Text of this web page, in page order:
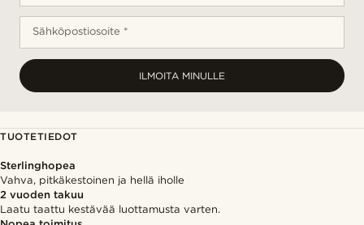
Sähköpostiosoite *
ILMOITA MINULLE
TUOTETIEDOT
Sterlinghopea
Vahva, pitkäkestoinen ja hellä iholle
2 vuoden takuu
Laatu taattu kestävää luottamusta varten.